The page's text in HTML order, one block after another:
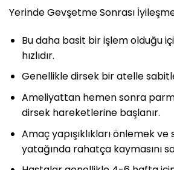
Yerinde Gevşetme Sonrası
Bu daha basit bir işlem olduğu
hızlıdır.
Genellikle dirsek bir atelle
Ameliyattan hemen sonra
dirsek hareketlerine başlanır.
Amaç yapışıklıkları önlemek
yatağında rahatça kaymasını